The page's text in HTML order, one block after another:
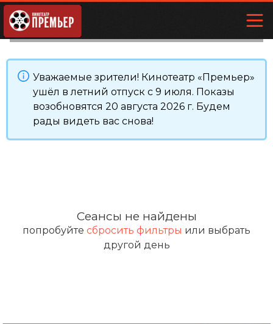
Уважаемые зрители! Кинотеатр «Премьер»
ушёл в летний отпуск с 9 июля. Показы
возобновятся 20 августа 2026 г. Будем
рады видеть вас снова!
Сеансы не найдены
попробуйте сбросить фильтры или выбрать
другой день